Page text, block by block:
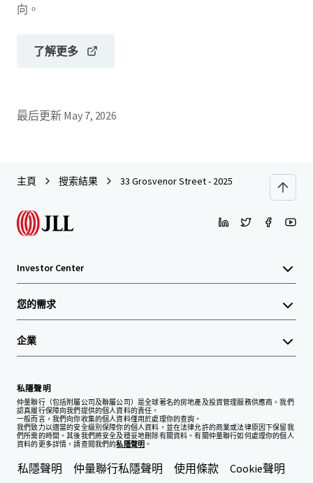
向。
了解更多
最后更新 May 7, 2026
主頁 搜索結果 33 Grosvenor Street - 2025
Investor Center
您的需求
企業
私隱聲明
仲量聯行（包括附屬公司及聯屬公司）是全球著名的房地產及投資管理服務供應商。我們
認真履行保障向我們提供的個人資料的責任。
一般而言，我們向你收集的個人資料僅用於處理你的查詢。
我們致力以適當的安全級別保障你的個人資料，並在法律允許的商業或法律原因下保留我
們所需的時間。其後我們將安全及穩妥地刪除有關資料。有關仲量聯行如何處理你的個人
資料的更多詳情，請查閱我們的私隱聲明 。
私隱聲明 仲量聯行私隱聲明 使用條款 Cookie聲明